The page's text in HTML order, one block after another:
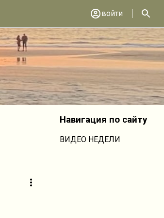
войти
Навигация по сайту
ВИДЕО НЕДЕЛИ